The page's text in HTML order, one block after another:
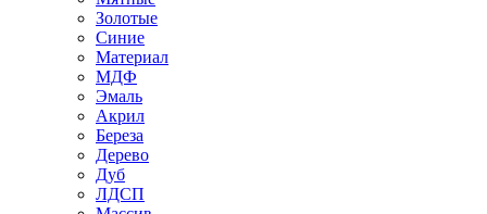
Золотые
Синие
Материал
МДФ
Эмаль
Акрил
Береза
Дерево
Дуб
ЛДСП